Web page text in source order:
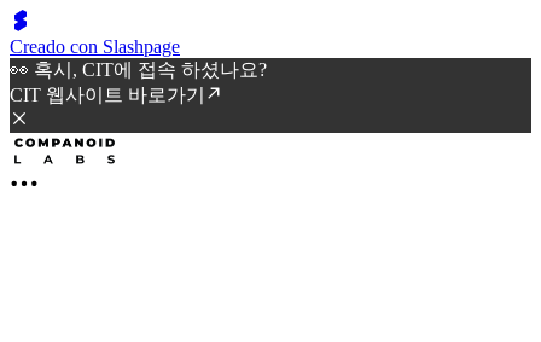
Creado con Slashpage
👀 혹시, CIT에 접속 하셨나요?
CIT 웹사이트 바로가기